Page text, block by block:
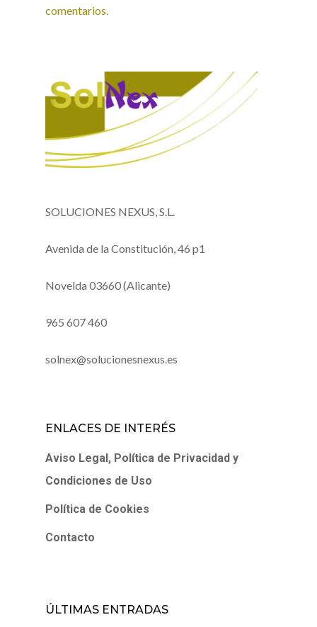
comentarios.
SOLUCIONES NEXUS, S.L.
Avenida de la Constitución, 46 p1
Novelda 03660 (Alicante)
965 607 460
solnex@solucionesnexus.es
ENLACES DE INTERÉS
Aviso Legal, Política de Privacidad y
Condiciones de Uso
Política de Cookies
Contacto
ÚLTIMAS ENTRADAS